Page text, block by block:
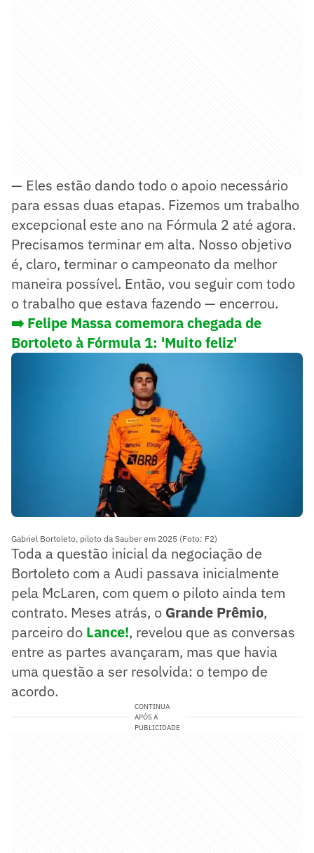
— Eles estão dando todo o apoio necessário
para essas duas etapas. Fizemos um trabalho
excepcional este ano na Fórmula 2 até agora.
Precisamos terminar em alta. Nosso objetivo
é, claro, terminar o campeonato da melhor
maneira possível. Então, vou seguir com todo
o trabalho que estava fazendo — encerrou.
➡️ Felipe Massa comemora chegada de
Bortoleto à Fórmula 1: 'Muito feliz'
Gabriel Bortoleto, piloto da Sauber em 2025 (Foto: F2)
Toda a questão inicial da negociação de
Bortoleto com a Audi passava inicialmente
pela McLaren, com quem o piloto ainda tem
contrato. Meses atrás, o Grande Prêmio,
parceiro do Lance!, revelou que as conversas
entre as partes avançaram, mas que havia
uma questão a ser resolvida: o tempo de
acordo.
CONTINUA
APÓS A
PUBLICIDADE